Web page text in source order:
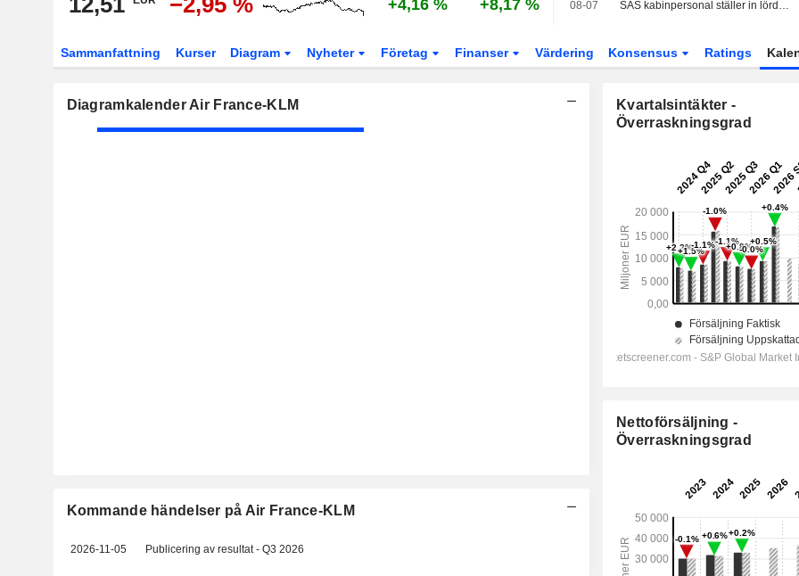
+4,16 % +8,17 % 08-07 SAS kabinpersonal ställer in lördagens planerade strejk
Sammanfattning Kurser Diagram Nyheter Företag Finanser Värdering Konsensus Ratings
Diagramkalender Air France-KLM
Kommande händelser på Air France-KLM
2026-11-05 Publicering av resultat - Q3 2026
Kvartalsintäkter -
Överraskningsgrad
Nettoförsäljning -
Överraskningsgrad